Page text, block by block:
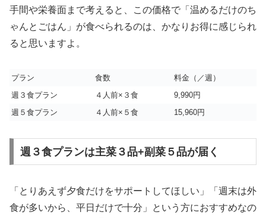
手間や栄養面まで考えると、この価格で「温めるだけのち
ゃんとごはん」が食べられるのは、かなりお得に感じられ
ると思いますよ。
プラン 食数
料金（／週）
週３食プラン
４人前×３食
9,990円
週５食プラン
４人前×５食 15,960円
週３食プランは主菜３品+副菜５品が届く
「とりあえず夕食だけをサポートしてほしい」「週末は外
食が多いから、平日だけで十分」という方におすすめなの